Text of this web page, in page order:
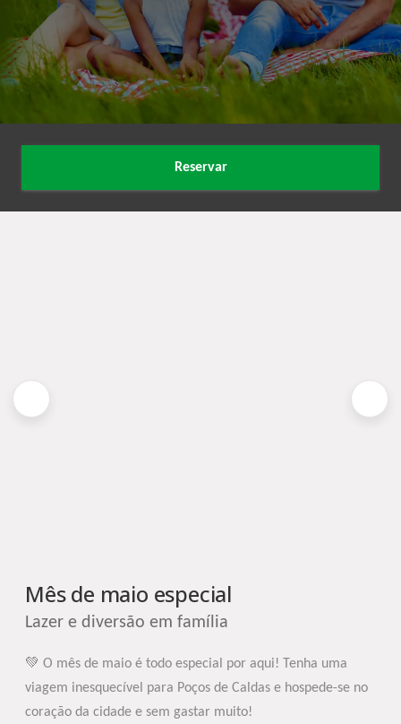
Reservar
Mês de maio especial
Lazer e diversão em família
💚 O mês de maio é todo especial por aqui! Tenha uma
viagem inesquecível para Poços de Caldas e hospede-se no
coração da cidade e sem gastar muito!